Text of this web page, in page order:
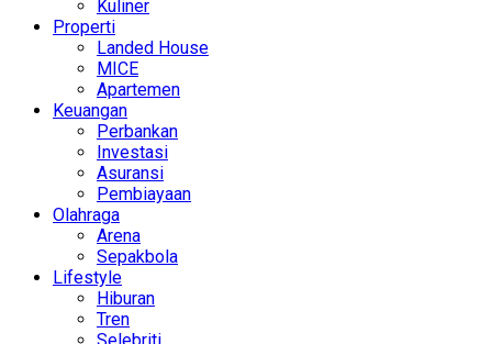
Kuliner
Properti
Landed House
MICE
Apartemen
Keuangan
Perbankan
Investasi
Asuransi
Pembiayaan
Olahraga
Arena
Sepakbola
Lifestyle
Hiburan
Tren